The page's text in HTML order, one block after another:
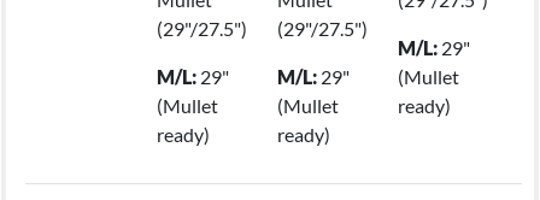
(29"/27.5")
M/L: 29"
(Mullet
ready)
(29"/27.5")
M/L: 29"
(Mullet
ready)
M/L: 29"
(Mullet
ready)